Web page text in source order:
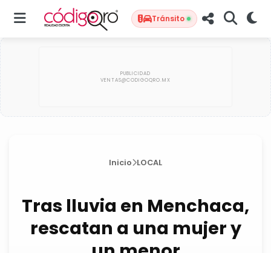
Tránsito
Inicio LOCAL
Tras lluvia en Menchaca,
rescatan a una mujer y